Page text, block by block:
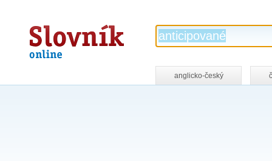
Slovník
online
anglicko-český